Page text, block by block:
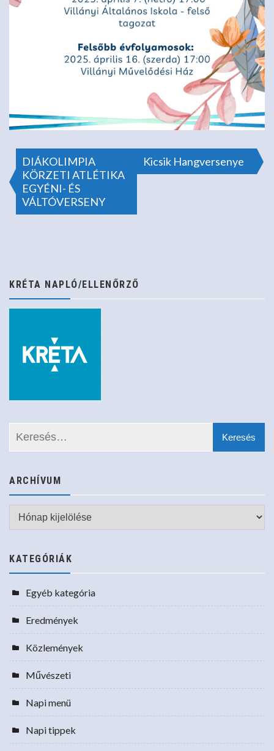
Bejegyzés
navigáció
DIÁKOLIMPIA
KÖRZETI ATLÉTIKA
EGYÉNI- ÉS
VÁLTÓVERSENY
Kicsik Hangversenye
KRÉTA NAPLÓ/ELLENŐRZŐ
ARCHÍVUM
Archívum
KATEGÓRIÁK
Egyéb kategória
Eredmények
Közlemények
Művészeti
Napi menü
Napi tippek